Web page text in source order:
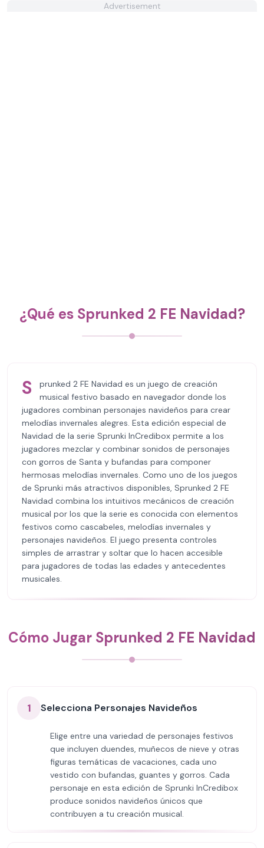
Advertisement
¿Qué es Sprunked 2 FE Navidad?
S
prunked 2 FE Navidad es un juego de creación
musical festivo basado en navegador donde los
jugadores combinan personajes navideños para crear
melodías invernales alegres. Esta edición especial de
Navidad de la serie Sprunki InCredibox permite a los
jugadores mezclar y combinar sonidos de personajes
con gorros de Santa y bufandas para componer
hermosas melodías invernales. Como uno de los juegos
de Sprunki más atractivos disponibles, Sprunked 2 FE
Navidad combina los intuitivos mecánicos de creación
musical por los que la serie es conocida con elementos
festivos como cascabeles, melodías invernales y
personajes navideños. El juego presenta controles
simples de arrastrar y soltar que lo hacen accesible
para jugadores de todas las edades y antecedentes
musicales.
Cómo Jugar Sprunked 2 FE Navidad
1 Selecciona Personajes Navideños
Elige entre una variedad de personajes festivos
que incluyen duendes, muñecos de nieve y otras
figuras temáticas de vacaciones, cada uno
vestido con bufandas, guantes y gorros. Cada
personaje en esta edición de Sprunki InCredibox
produce sonidos navideños únicos que
contribuyen a tu creación musical.